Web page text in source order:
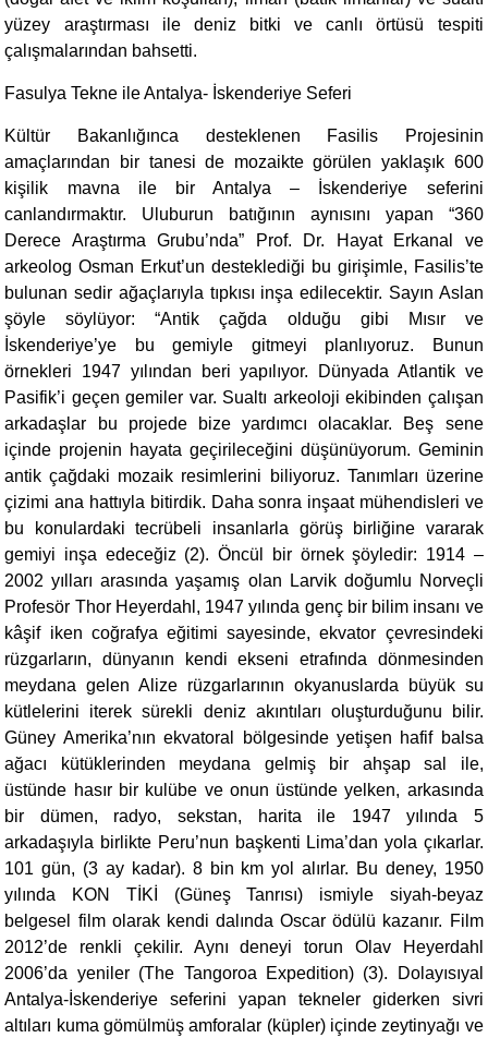
yüzey araştırması ile deniz bitki ve canlı örtüsü tespiti
çalışmalarından bahsetti.
Fasulya Tekne ile Antalya- İskenderiye Seferi
Kültür Bakanlığınca desteklenen Fasilis Projesinin
amaçlarından bir tanesi de mozaikte görülen yaklaşık 600
kişilik mavna ile bir Antalya – İskenderiye seferini
canlandırmaktır. Uluburun batığının aynısını yapan “360
Derece Araştırma Grubu’nda” Prof. Dr. Hayat Erkanal ve
arkeolog Osman Erkut’un desteklediği bu girişimle, Fasilis’te
bulunan sedir ağaçlarıyla tıpkısı inşa edilecektir. Sayın Aslan
şöyle söylüyor: “Antik çağda olduğu gibi Mısır ve
İskenderiye’ye bu gemiyle gitmeyi planlıyoruz. Bunun
örnekleri 1947 yılından beri yapılıyor. Dünyada Atlantik ve
Pasifik’i geçen gemiler var. Sualtı arkeoloji ekibinden çalışan
arkadaşlar bu projede bize yardımcı olacaklar. Beş sene
içinde projenin hayata geçirileceğini düşünüyorum. Geminin
antik çağdaki mozaik resimlerini biliyoruz. Tanımları üzerine
çizimi ana hattıyla bitirdik. Daha sonra inşaat mühendisleri ve
bu konulardaki tecrübeli insanlarla görüş birliğine vararak
gemiyi inşa edeceğiz (2). Öncül bir örnek şöyledir: 1914 –
2002 yılları arasında yaşamış olan Larvik doğumlu Norveçli
Profesör Thor Heyerdahl, 1947 yılında genç bir bilim insanı ve
kâşif iken coğrafya eğitimi sayesinde, ekvator çevresindeki
rüzgarların, dünyanın kendi ekseni etrafında dönmesinden
meydana gelen Alize rüzgarlarının okyanuslarda büyük su
kütlelerini iterek sürekli deniz akıntıları oluşturduğunu bilir.
Güney Amerika’nın ekvatoral bölgesinde yetişen hafif balsa
ağacı kütüklerinden meydana gelmiş bir ahşap sal ile,
üstünde hasır bir kulübe ve onun üstünde yelken, arkasında
bir dümen, radyo, sekstan, harita ile 1947 yılında 5
arkadaşıyla birlikte Peru’nun başkenti Lima’dan yola çıkarlar.
101 gün, (3 ay kadar). 8 bin km yol alırlar. Bu deney, 1950
yılında KON TİKİ (Güneş Tanrısı) ismiyle siyah-beyaz
belgesel film olarak kendi dalında Oscar ödülü kazanır. Film
2012’de renkli çekilir. Aynı deneyi torun Olav Heyerdahl
2006’da yeniler (The Tangoroa Expedition) (3). Dolayısıyal
Antalya-İskenderiye seferini yapan tekneler giderken sivri
altıları kuma gömülmüş amforalar (küpler) içinde zeytinyağı ve